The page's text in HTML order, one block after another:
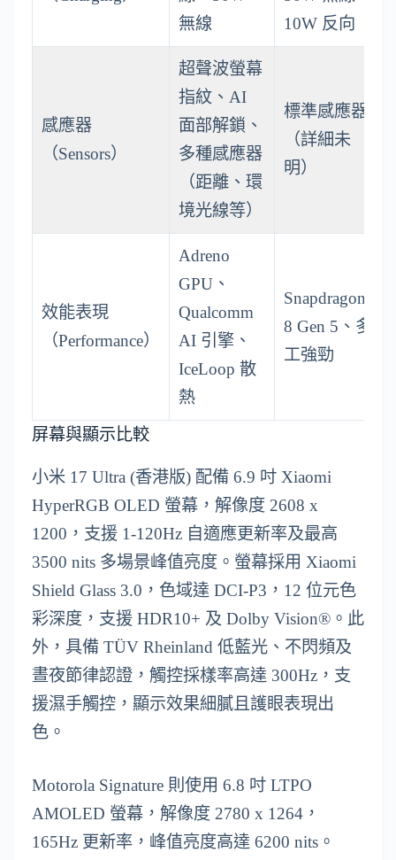
無線
10W 反向
感應器
（Sensors）
超聲波螢幕
指紋、AI
面部解鎖、
多種感應器
（距離、環
境光線等）
標準感應器
（詳細未
明）
效能表現
（Performance）
Adreno
GPU、
Qualcomm
AI 引擎、
IceLoop 散
熱
Snapdragon
8 Gen 5、多
工強勁
屏幕與顯示比較
小米 17 Ultra (香港版) 配備 6.9 吋 Xiaomi
HyperRGB OLED 螢幕，解像度 2608 x
1200，支援 1-120Hz 自適應更新率及最高
3500 nits 多場景峰值亮度。螢幕採用 Xiaomi
Shield Glass 3.0，色域達 DCI-P3，12 位元色
彩深度，支援 HDR10+ 及 Dolby Vision®。此
外，具備 TÜV Rheinland 低藍光、不閃頻及
晝夜節律認證，觸控採樣率高達 300Hz，支
援濕手觸控，顯示效果細膩且護眼表現出
色。
Motorola Signature 則使用 6.8 吋 LTPO
AMOLED 螢幕，解像度 2780 x 1264，
165Hz 更新率，峰值亮度高達 6200 nits。